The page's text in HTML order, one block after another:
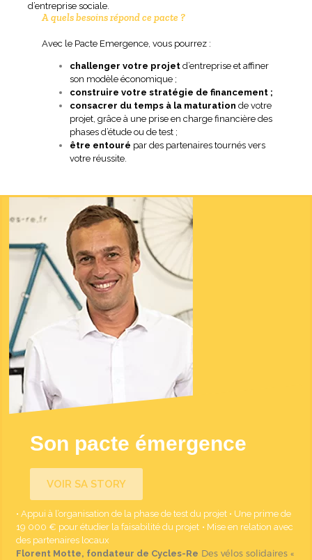
d’entreprise sociale.
A quels besoins répond ce pacte ?
Avec le Pacte Emergence, vous pourrez :
challenger votre projet d’entreprise et affiner
son modèle économique ;
construire votre stratégie de financement ;
consacrer du temps à la maturation de votre
projet, grâce à une prise en charge financière des
phases d’étude ou de test ;
être entouré par des partenaires tournés vers
votre réussite.
Son pacte émergence
VOIR SA STORY
• Appui à l’organisation de la phase de test du projet • Une prime de
19 000 € pour étudier la faisabilité du projet • Mise en relation avec
des partenaires locaux
Florent Motte, fondateur de Cycles-Re Des vélos solidaires «